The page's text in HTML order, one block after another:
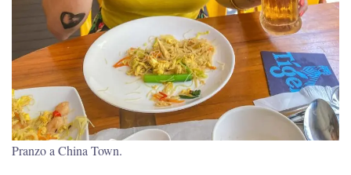
Pranzo a China Town.